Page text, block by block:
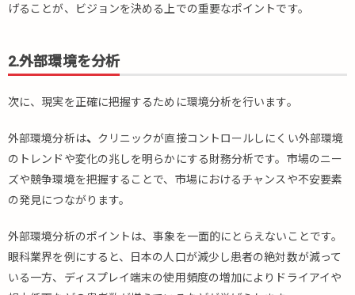
げることが、ビジョンを決める上での重要なポイントです。
2.外部環境を分析
次に、現実を正確に把握するために環境分析を行います。
外部環境分析は、 クリニックが直接コントロールしにくい外部環境
のトレンドや変化の兆しを明らかにする財務分析です。市場のニー
ズや競争環境を把握することで、市場におけるチャンスや不安要素
の発見につながります。
外部環境分析のポイントは、事象を一面的にとらえないことです。
眼科業界を例にすると、日本の人口が減少し患者の絶対数が減って
いる一方、ディスプレイ端末の使用頻度の増加によりドライアイや